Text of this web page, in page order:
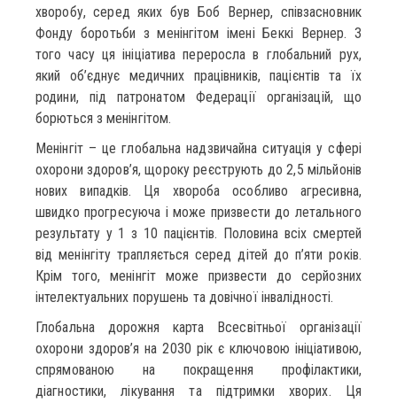
хворобу, серед яких був Боб Вернер, співзасновник
Фонду боротьби з менінгітом імені Беккі Вернер. З
того часу ця ініціатива переросла в глобальний рух,
який об’єднує медичних працівників, пацієнтів та їх
родини, під патронатом Федерації організацій, що
борються з менінгітом.
Менінгіт – це глобальна надзвичайна ситуація у сфері
охорони здоров’я, щороку реєструють до 2,5 мільйонів
нових випадків. Ця хвороба особливо агресивна,
швидко прогресуюча і може призвести до летального
результату у 1 з 10 пацієнтів. Половина всіх смертей
від менінгіту трапляється серед дітей до п’яти років.
Крім того, менінгіт може призвести до серйозних
інтелектуальних порушень та довічної інвалідності.
Глобальна дорожня карта Всесвітньої організації
охорони здоров’я на 2030 рік є ключовою ініціативою,
спрямованою на покращення профілактики,
діагностики, лікування та підтримки хворих. Ця